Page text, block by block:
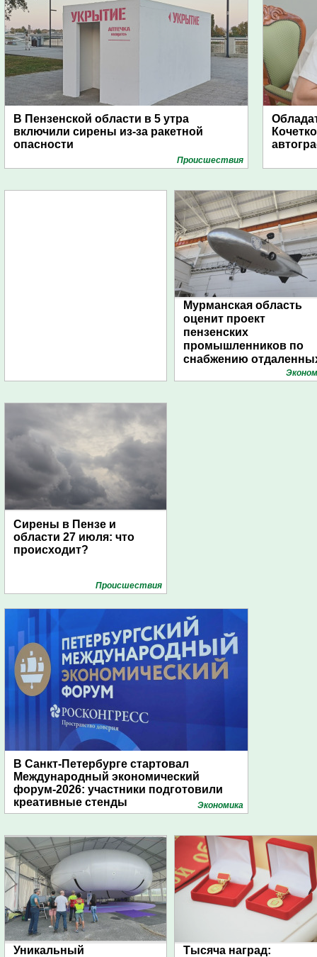
В Пензенской области в 5 утра
включили сирены из-за ракетной
опасности
Проиcшествия
Мурманская область
оценит проект
пензенских
промышленников по
снабжению
поселений с помощью
Сирены в Пензе и
области 27 июля: что
происходит?
Проиcшествия
В Санкт-Петербурге стартовал
Международный экономический
форум-2026: участники подготовили
креативные стенды
Экономика
Уникальный
Тысяча наград: